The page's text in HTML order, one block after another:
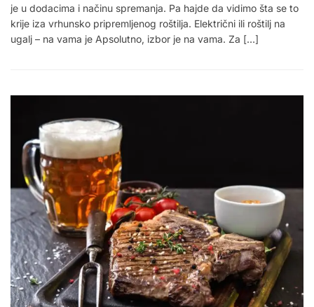
je u dodacima i načinu spremanja. Pa hajde da vidimo šta se to
krije iza vrhunsko pripremljenog roštilja. Električni ili roštilj na
ugalj – na vama je Apsolutno, izbor je na vama. Za […]